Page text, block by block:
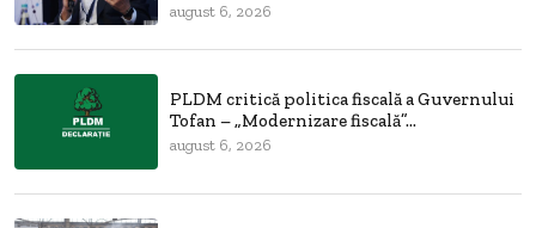
august 6, 2026
PLDM critică politica fiscală a Guvernului
Tofan – „Modernizare fiscală”...
august 6, 2026